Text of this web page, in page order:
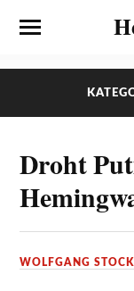
Droht
WOLFGANG STOCK